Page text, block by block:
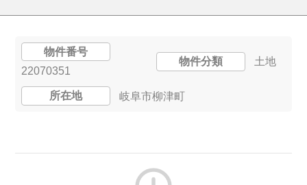
物件番号
22070351
物件分類 土地
所在地 岐阜市柳津町